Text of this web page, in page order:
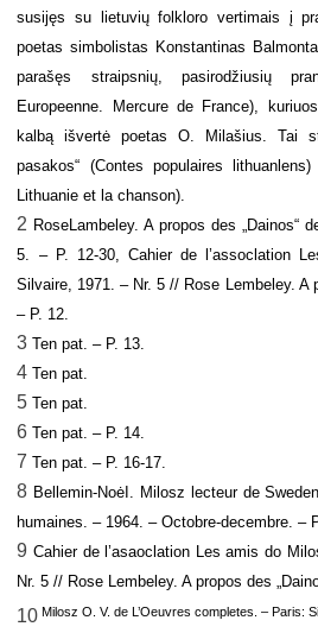
susijęs su lietuvių folkloro vertimais į
poetas simbolistas Konstantinas
parašęs straipsnių, pasirodžiusių
Europeenne. Mercure de France),
kalbą išvertė poetas O. Milašius. Tai
pasakos“ (Contes populaires
Lithuanie et la chanson).
2 RoseLambeley. A propos des „Dainos“
5. – P. 12-30, Cahier de l’assoclation
Silvaire, 1971. – Nr. 5 // Rose Lembeley. A
– P. 12.
3 Ten pat. – P. 13.
4 Ten pat.
5 Ten pat.
6 Ten pat. – P. 14.
7 Ten pat. – P. 16-17.
8 Bellemin-NoėI. Milosz lecteur de
humaines. – 1964. – Octobre-decembre. –
9 Cahier de l’asaoclation Les amis do
Nr. 5 // Rose Lembeley. A propos des
10 Milosz O. V. de L’Oeuvres completes. – Paris: